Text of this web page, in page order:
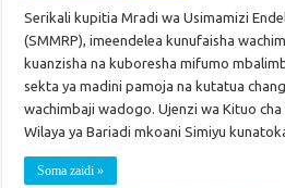
Serikali kupitia Mradi wa Usimamizi
(SMMRP), imeendelea kunufaisha
kuanzisha na kuboresha mifumo
sekta ya madini pamoja na kutatua
wachimbaji wadogo. Ujenzi wa Kituo
Wilaya ya Bariadi mkoani Simiyu
Soma zaidi »